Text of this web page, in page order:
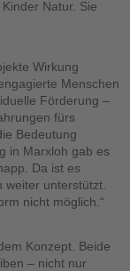
Natur. Sie
Wirkung
Menschen
Förderung –
fürs
Bedeutung
in Marxloh gab es
Da ist es
weiter unterstützt.
nicht möglich.“
Konzept. Beide
– nicht nur